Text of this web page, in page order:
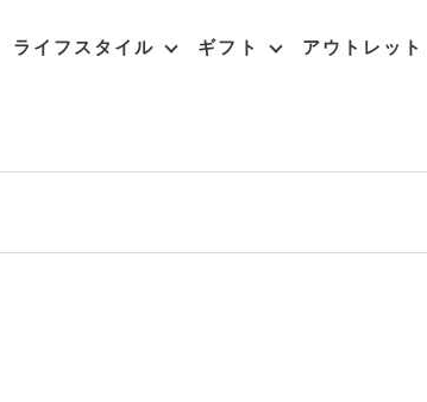
ライフスタイル ギフト アウトレット